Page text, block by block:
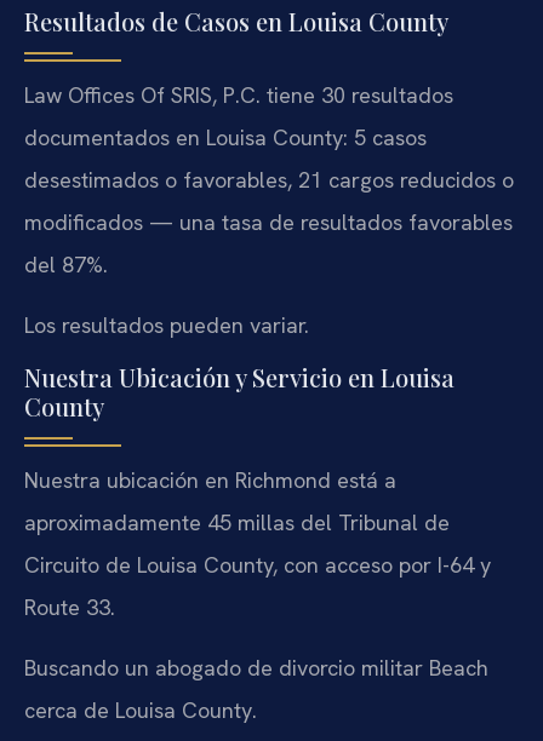
Resultados de Casos en Louisa County
Law Offices Of SRIS, P.C. tiene 30 resultados
documentados en Louisa County: 5 casos
desestimados o favorables, 21 cargos reducidos o
modificados — una tasa de resultados favorables
del 87%.
Los resultados pueden variar.
Nuestra Ubicación y Servicio en Louisa
County
Nuestra ubicación en Richmond está a
aproximadamente 45 millas del Tribunal de
Circuito de Louisa County, con acceso por I-64 y
Route 33.
Buscando un abogado de divorcio militar Beach
cerca de Louisa County.